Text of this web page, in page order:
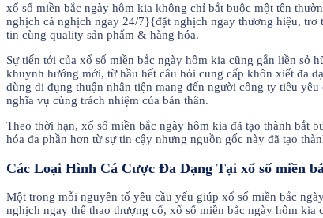
xổ số miền bắc ngày hôm kia không chỉ bắt buộc một tên
nghịch cá nghịch ngay 24/7}{đặt nghịch ngay thương hiệu,
tin cùng quality sản phẩm & hàng hóa.
Sự tiến tới của xổ số miền bắc ngày hôm kia cũng gắn liền sở
khuynh hướng mới, từ hầu hết câu hỏi cung cấp khôn xiết đa
dùng di đụng thuận nhân tiện mang đến người công ty tiêu
nghĩa vụ cùng trách nhiệm của bản thân.
Theo thời hạn, xổ số miền bắc ngày hôm kia đã tạo thành bắt
hóa đa phần hơn từ sự tin cậy nhưng nguồn gốc này đã tạo
Các Loại Hình Cá Cược Đa Dạng Tại xổ số miền
Một trong mỗi nguyên tố yêu cầu yếu giúp xổ số miền bắc
nghịch ngay thể thao thượng cổ, xổ số miền bắc ngày hôm